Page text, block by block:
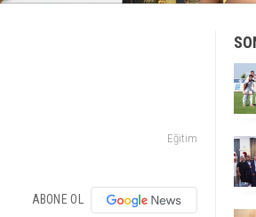
Eğitim
ABONE OL